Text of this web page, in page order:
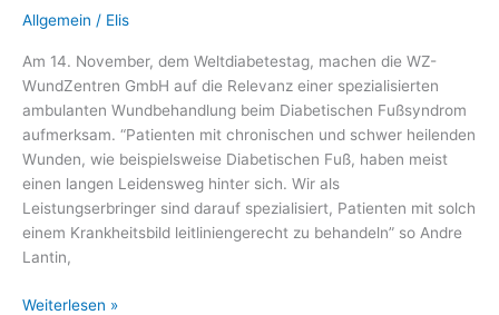
Allgemein / Elis
Am 14. November, dem Weltdiabetestag, machen die WZ-
WundZentren GmbH auf die Relevanz einer spezialisierten
ambulanten Wundbehandlung beim Diabetischen Fußsyndrom
aufmerksam. “Patienten mit chronischen und schwer heilenden
Wunden, wie beispielsweise Diabetischen Fuß, haben meist
einen langen Leidensweg hinter sich. Wir als
Leistungserbringer sind darauf spezialisiert, Patienten mit solch
einem Krankheitsbild leitliniengerecht zu behandeln” so Andre
Lantin,
Weltdiabetestag:
Weiterlesen »